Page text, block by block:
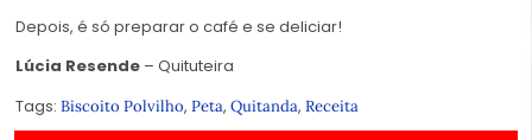
Depois, é só preparar o café e se deliciar!
Lúcia Resende – Quituteira
Tags: Biscoito Polvilho, Peta, Quitanda, Receita